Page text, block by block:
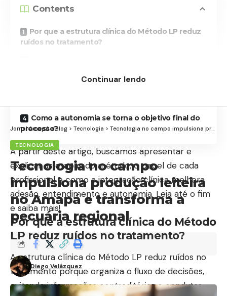
Contents
Por que a estrutura clínica do Método LP reduz
ruídos no tratamento?
Como a autonomia se torna o objetivo final do
processo?
A partir deste artigo, buscamos apresentar e
explicar as etapas do método, o papel de cada
profissional e como a integração clínica melhora
adesão, entendimento e autonomia. Leia até o fim
e saiba mais!
Por que a estrutura clínica do Método
LP reduz ruídos no tratamento?
A estrutura clínica do Método LP reduz ruídos no
tratamento porque organiza o fluxo de decisões,
evitando informações contraditórias e condutas
Continuar lendo
Jornal Amapá>Blog > Tecnologia > Tecnologia no campo impulsiona produção leiteira no Amapá e transforma a pecuária regional
TECNOLOGIA
Tecnologia no campo
impulsiona produção leiteira
no Amapá e transforma a
pecuária regional
Diego Velázquez